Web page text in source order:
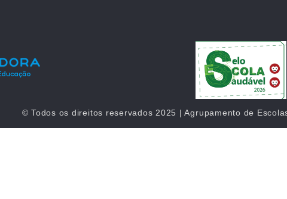
© Todos os direitos reservados 2025 | Agrupamento de